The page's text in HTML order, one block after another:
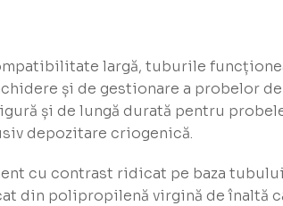
largă, tuburile
și de gestionare a probelor
și de lungă durată pentru
depozitare criogenică.
cu contrast ridicat pe baza
din polipropilenă virgină de înaltă